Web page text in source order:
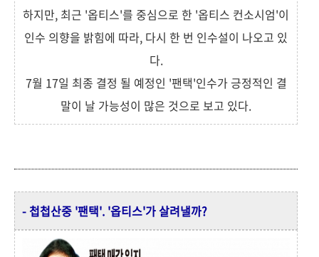
하지만, 최근 '옵티스'를 중심으로 한 '옵티스 컨소시엄'이
인수 의향을 밝힘에 따라, 다시 한 번 인수설이 나오고 있
다.
7월 17일 최종 결정 될 예정인 '팬택'인수가 긍정적인 결
말이 날 가능성이 많은 것으로 보고 있다.
- 첩첩산중 '팬택'. '옵티스'가 살려낼까?